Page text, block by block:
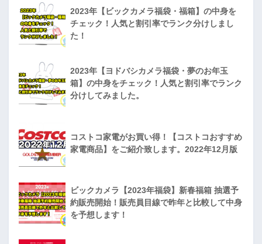
2023年【ビックカメラ福袋・福箱】の中身を
チェック！人気と割引率でランク分けしまし
た！
2023年【ヨドバシカメラ福袋・夢のお年玉
箱】の中身をチェック！人気と割引率でランク
分けしてみました。
コストコ家電がお買い得！【コストコおすすめ
家電商品】をご紹介致します。2022年12月版
ビックカメラ【2023年福袋】新春福箱 抽選予
約販売開始！販売員目線で昨年と比較して中身
を予想します！